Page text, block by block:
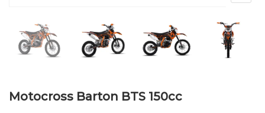
Motocross Barton BTS 150cc